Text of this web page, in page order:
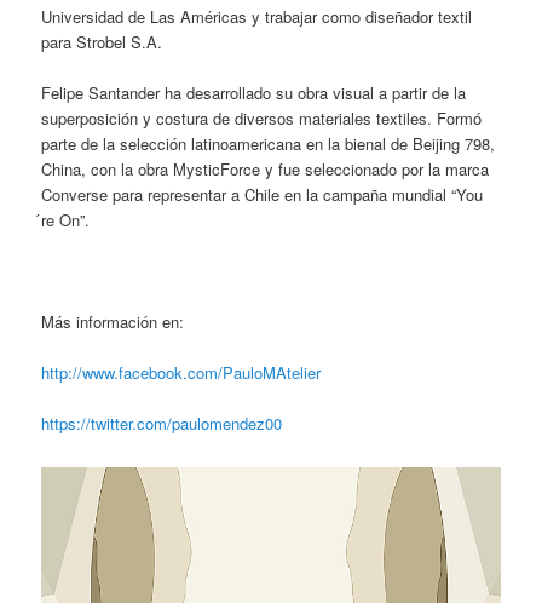
Universidad de Las Américas y trabajar como diseñador textil
para Strobel S.A.
Felipe Santander ha desarrollado su obra visual a partir de la
superposición y costura de diversos materiales textiles. Formó
parte de la selección latinoamericana en la bienal de Beijing 798,
China, con la obra MysticForce y fue seleccionado por la marca
Converse para representar a Chile en la campaña mundial “You
́re On”.
Más información en:
http://www.facebook.com/PauloMAtelier
https://twitter.com/paulomendez00